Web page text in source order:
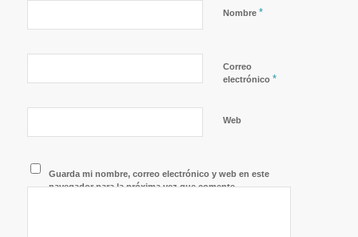
Nombre *
Correo
electrónico *
Web
Guarda mi nombre, correo electrónico y web en este
navegador para la próxima vez que comente.